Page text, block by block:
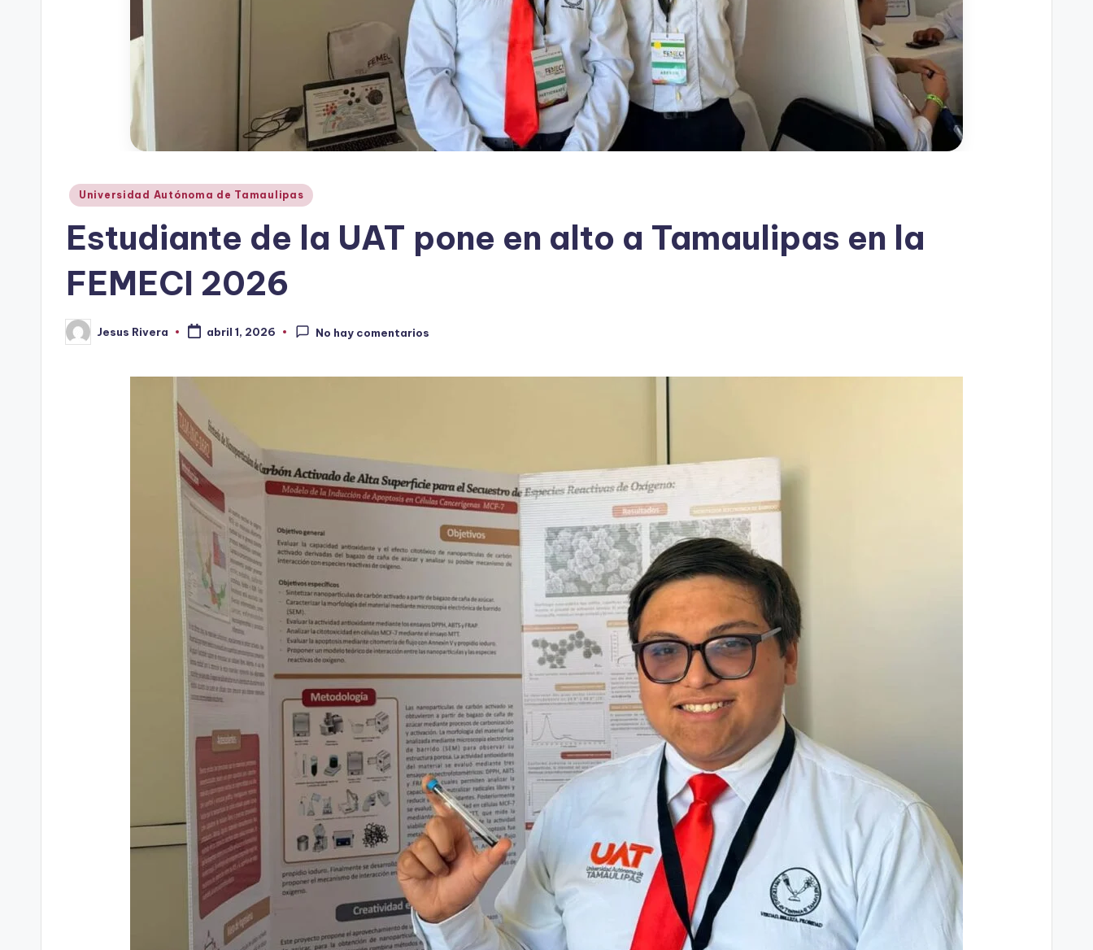
Publicado
Universidad Autónoma de Tamaulipas
Estudiante de la UAT pone en alto a Tamaulipas en la
FEMECI 2026
Publicado
por
Jesus Rivera abril 1, 2026 No hay comentarios